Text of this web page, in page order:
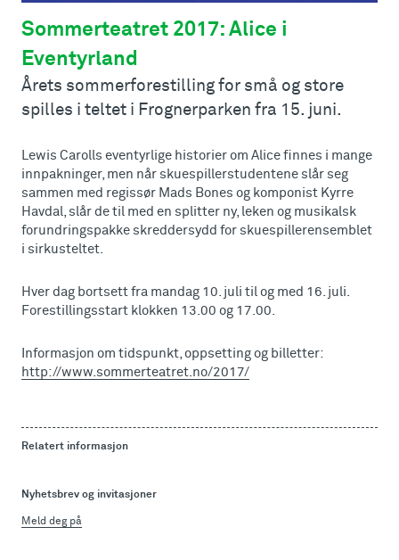
Sommerteatret 2017: Alice i
Eventyrland
Årets sommerforestilling for små og store
spilles i teltet i Frognerparken fra 15. juni.
Lewis Carolls eventyrlige historier om Alice finnes i mange
innpakninger, men når skuespillerstudentene slår seg
sammen med regissør Mads Bones og komponist Kyrre
Havdal, slår de til med en splitter ny, leken og musikalsk
forundringspakke skreddersydd for skuespillerensemblet
i sirkusteltet.
Hver dag bortsett fra mandag 10. juli til og med 16. juli.
Forestillingsstart klokken 13.00 og 17.00.
Informasjon om tidspunkt, oppsetting og billetter:
http://www.sommerteatret.no/2017/
Relatert informasjon
Nyhetsbrev og invitasjoner
Meld deg på